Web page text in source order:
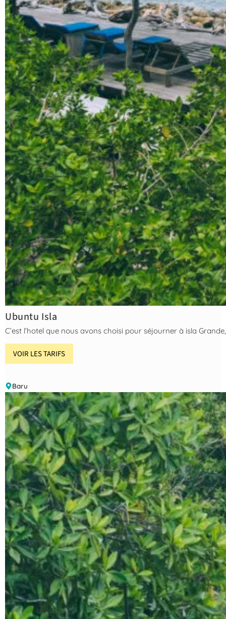
Ubuntu Isla
C’est l’hotel que nous avons choisi pour séjourner à isla
VOIR LES TARIFS
Baru